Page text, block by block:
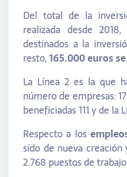
Del total de la
realizada desde
destinados a la
resto,165.000 euros
La Línea 2 es la que
número de empresas:
beneficiadas 111 y de la
Respecto a los
sido de nueva
2.768 puestos de trabajo